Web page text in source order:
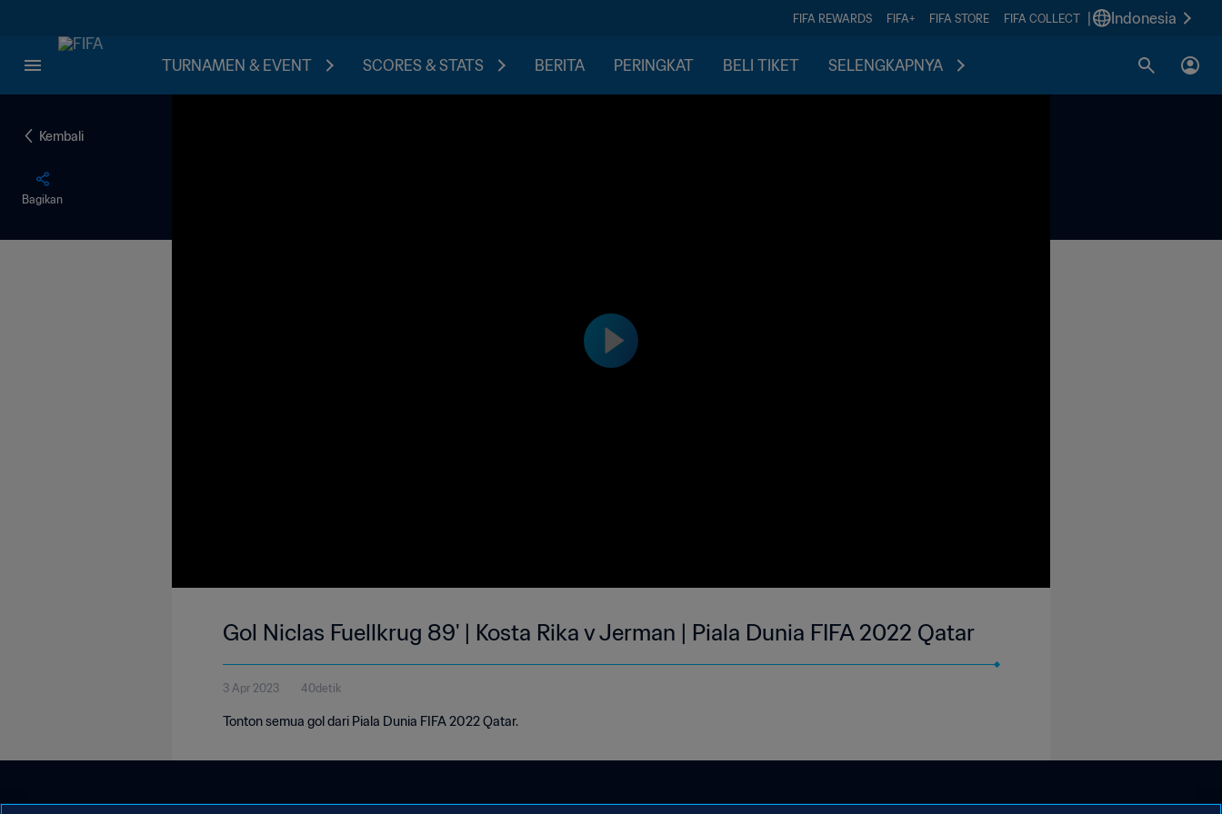
FIFA REWARDS FIFA+ FIFA STORE FIFA COLLECT Indonesia
TURNAMEN & EVENT SCORES & STATS BERITA PERINGKAT BELI TIKET SELENGKAPNYA
Kembali
Bagikan
Gol Niclas Fuellkrug 89' | Kosta Rika v Jerman | Piala Dunia FIFA 2022 Qatar
3 Apr 2023 40detik
Tonton semua gol dari Piala Dunia FIFA 2022 Qatar.